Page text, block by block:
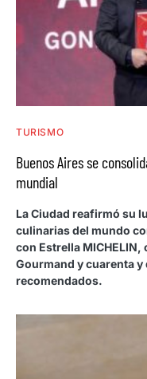
TURISMO
Buenos Aires se
mundial
La Ciudad reafirmó su
culinarias del mundo
con Estrella
Gourmand y cuarenta
recomendados.